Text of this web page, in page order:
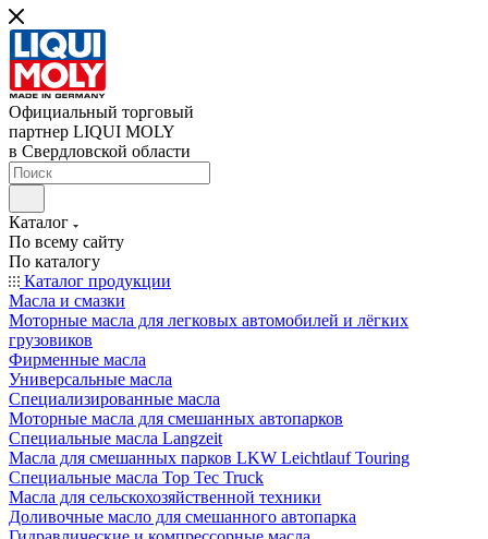
Официальный торговый
партнер LIQUI MOLY
в Свердловской области
Каталог
По всему сайту
По каталогу
Каталог продукции
Масла и смазки
Моторные масла для легковых автомобилей и лёгких
грузовиков
Фирменные масла
Универсальные масла
Специализированные масла
Моторные масла для смешанных автопарков
Специальные масла Langzeit
Масла для смешанных парков LKW Leichtlauf Touring
Специальные масла Top Tec Truck
Масла для сельскохозяйственной техники
Доливочные масло для смешанного автопарка